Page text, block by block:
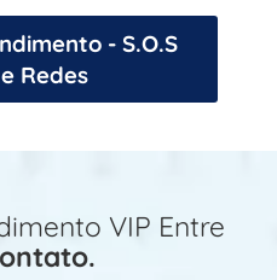
- S.O.S
Redes
VIP Entre